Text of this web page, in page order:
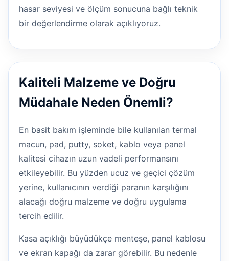
hasar seviyesi ve ölçüm sonucuna bağlı teknik
bir değerlendirme olarak açıklıyoruz.
Kaliteli Malzeme ve Doğru
Müdahale Neden Önemli?
En basit bakım işleminde bile kullanılan termal
macun, pad, putty, soket, kablo veya panel
kalitesi cihazın uzun vadeli performansını
etkileyebilir. Bu yüzden ucuz ve geçici çözüm
yerine, kullanıcının verdiği paranın karşılığını
alacağı doğru malzeme ve doğru uygulama
tercih edilir.
Kasa açıklığı büyüdükçe menteşe, panel kablosu
ve ekran kapağı da zarar görebilir. Bu nedenle